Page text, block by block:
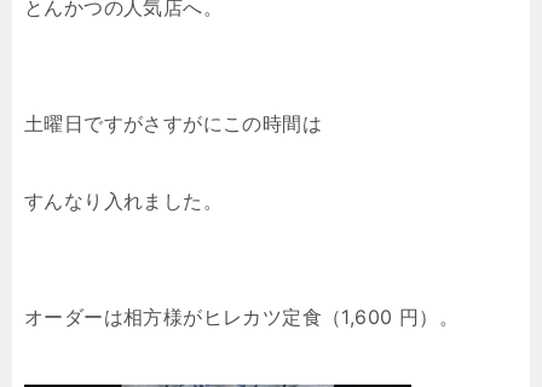
とんかつの人気店へ。
土曜日ですがさすがにこの時間は
すんなり入れました。
オーダーは相方様がヒレカツ定食（1,600 円）。